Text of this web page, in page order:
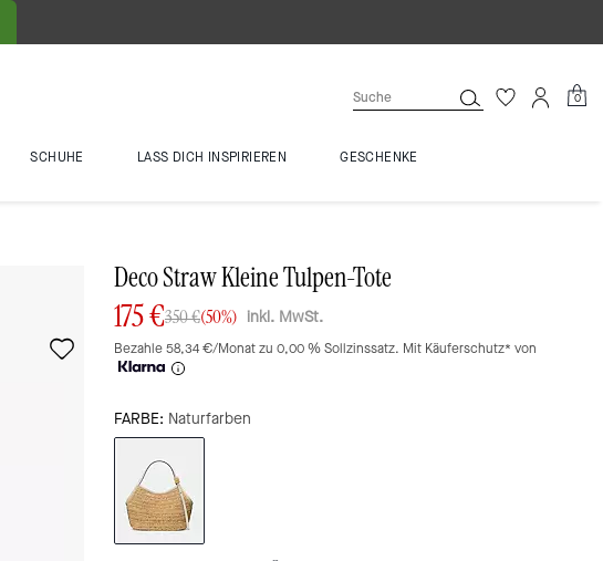
0
SCHUHE LASS DICH INSPIRIEREN GESCHENKE
Deco Straw Kleine Tulpen-Tote
175 €350 €(50%) inkl. MwSt.
Bezahle 58,34 €/Monat zu 0,00 % Sollzinssatz. Mit Käuferschutz* von
FARBE: Naturfarben